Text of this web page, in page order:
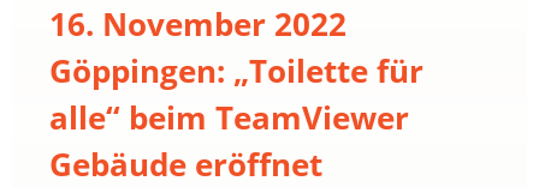
16. November 2022
Göppingen: „Toilette für
alle“ beim TeamViewer
Gebäude eröffnet